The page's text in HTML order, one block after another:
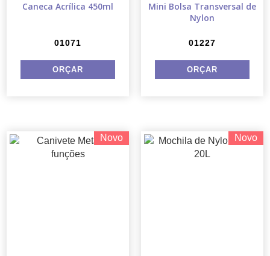
Caneca Acrílica 450ml
01071
Mini Bolsa Transversal de
Nylon
01227
Novo Novo